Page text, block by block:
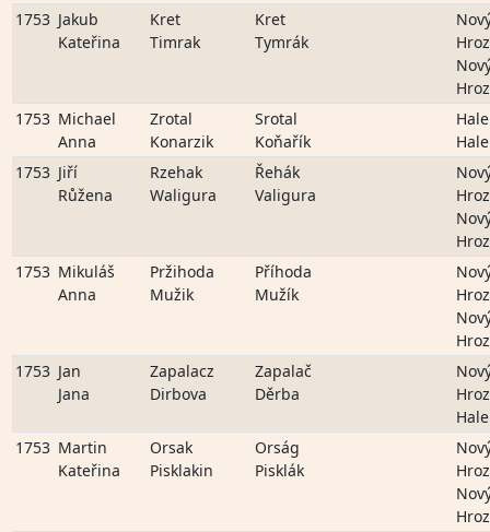
1753 Jakub
Kateřina
Kret
Timrak
Kret
Tymrák
1753 Michael
Anna
Zrotal
Konarzik
Srotal
Koňařík
1753 Jiří
Růžena
Rzehak
Waligura
Řehák
Valigura
1753 Mikuláš
Anna
Pržihoda
Mužik
Příhoda
Mužík
1753 Jan
Jana
Zapalacz
Dirbova
Zapalač
Děrba
1753 Martin
Kateřina
Orsak
Pisklakin
Orság
Pisklák